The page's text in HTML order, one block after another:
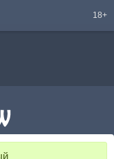
18+